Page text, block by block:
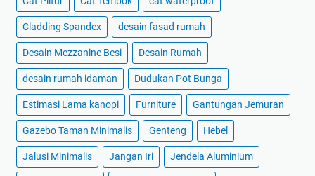
Cladding Spandex desain fasad rumah
Desain Mezzanine Besi Desain Rumah
desain rumah idaman Dudukan Pot Bunga
Estimasi Lama kanopi Furniture Gantungan Jemuran
Gazebo Taman Minimalis Genteng Hebel
Jalusi Minimalis Jangan Iri Jendela Aluminium